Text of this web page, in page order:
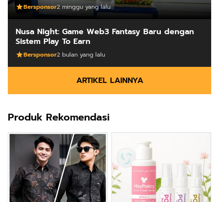
Bersponsor2 minggu yang lalu
Nusa Night: Game Web3 Fantasy Baru dengan
Sistem Play To Earn
Bersponsor2 bulan yang lalu
ARTIKEL LAINNYA
Produk Rekomendasi